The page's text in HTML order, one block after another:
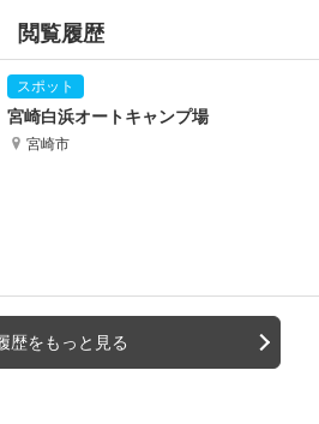
閲覧履歴
宮崎白浜オートキャンプ場
宮崎市
歴をもっと見る